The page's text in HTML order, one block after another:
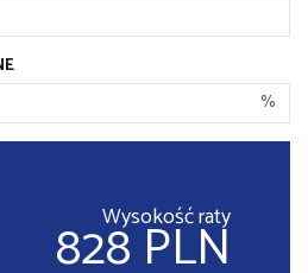
%
Wysokość raty
828 PLN